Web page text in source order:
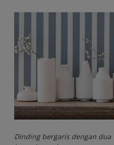
Dinding bergaris dengan dua